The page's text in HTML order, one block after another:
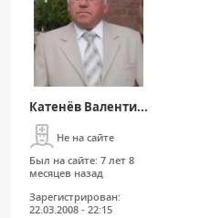
Видео
Журнал "Лучевая
КНИЖНЫЙ МАГАЗИН
Катенёв Валенти...
Не на сайте
Был на сайте: 7 лет 8
месяцев назад
Зарегистрирован:
22.03.2008 - 22:15